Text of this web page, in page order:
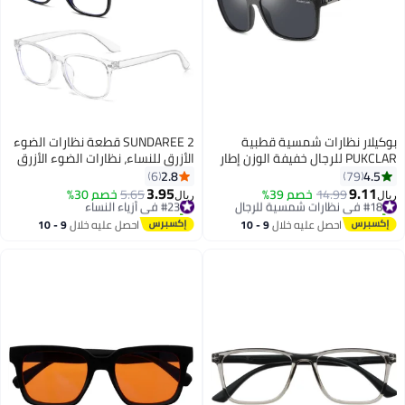
بوكيلار نظارات شمسية قطبية
PUKCLAR للرجال خفيفة الوزن إطار
TR90 حماية UV400 نظارات
شمسية مربعة
4.5
79
ريال9.11
14.99خصم 39% #18 في نظارات شمسية للرجال
تم بيع +40 مؤخرًا
#18 في نظارات شمسية للرجال احصل عليه خلال 9 - 10
SUNDAREE 2 قطعة نظارات الضوء
الأزرق للنساء، نظارات الضوء الأزرق
للرجال نظارات حجب الضوء الأزرق
نظارات للقراءة والألعاب
2.8
6
ريال3.95
5.65خصم 30% #23 في أزياء النساء
تم بيع +10 مؤخرًا
#23 في أزياء النساء احصل عليه خلال 9 - 10